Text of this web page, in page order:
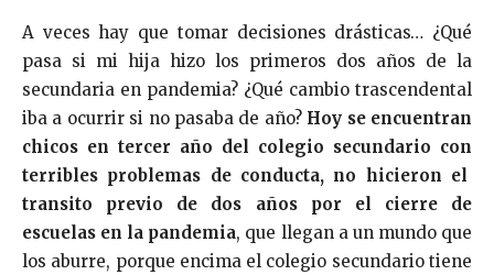
A veces hay que tomar decisiones drásticas… ¿Qué
pasa si mi hija hizo los primeros dos años de la
secundaria en pandemia? ¿Qué cambio trascendental
iba a ocurrir si no pasaba de año? Hoy se encuentran
chicos en tercer año del colegio secundario con
terribles problemas de conducta, no hicieron el
transito previo de dos años por el cierre de
escuelas en la pandemia, que llegan a un mundo que
los aburre, porque encima el colegio secundario tiene